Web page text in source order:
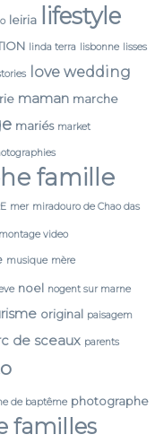
leiria lifestyle
linda terra lisbonne lisses
love wedding
maman marche
mariés market
famille
mer miradouro de Chao das
montage video
musique mère
noel nogent sur marne
original paisagem
de sceaux parents
de baptême photographe
familles